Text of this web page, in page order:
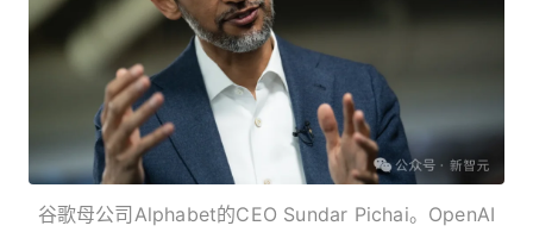
谷歌母公司Alphabet的CEO Sundar Pichai。OpenAI